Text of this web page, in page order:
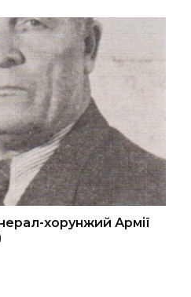
хорунжий Армії